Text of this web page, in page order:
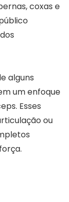
coxas e
alguns
um enfoque
Esses
ou